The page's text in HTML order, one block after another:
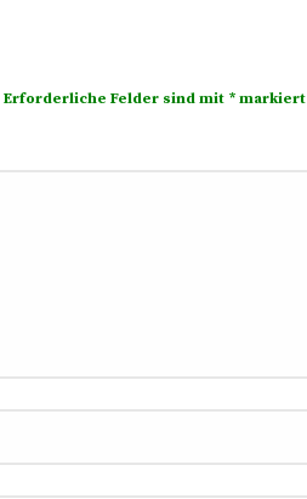
Erforderliche Felder sind mit * markiert